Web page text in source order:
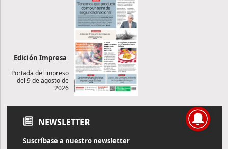
Edición Impresa
Portada del impreso
del 9 de agosto de
2026
NEWSLETTER
Suscríbase a nuestro newsletter